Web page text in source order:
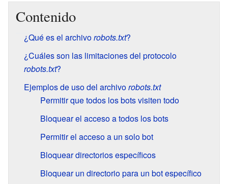
Contenido
¿Qué es el archivorobots.txt?
¿Cuáles son las limitaciones del protocolo
robots.txt?
Ejemplos de uso del archivorobots.txt
Permitir que todos los bots visiten todo
Bloquear el acceso a todos los bots
Permitir el acceso a un solo bot
Bloquear directorios específicos
Bloquear un directorio para un bot específico